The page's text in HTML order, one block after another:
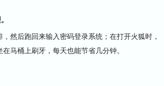
然后跑回来输入密码登录系统；在打开火狐时，
马桶上刷牙，每天也能节省几分钟。